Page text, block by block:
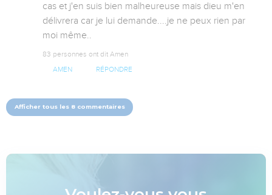
cas et j'en suis bien malheureuse mais dieu m'en
délivrera car je lui demande....je ne peux rien par
moi même..
83 personnes ont dit Amen
AMEN RÉPONDRE
Afficher tous les 8 commentaires